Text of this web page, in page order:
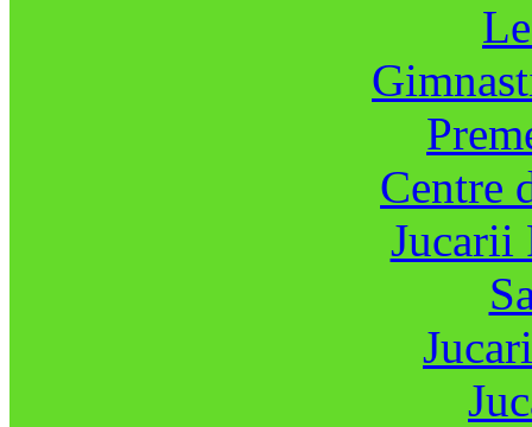
Centre
Jucarii